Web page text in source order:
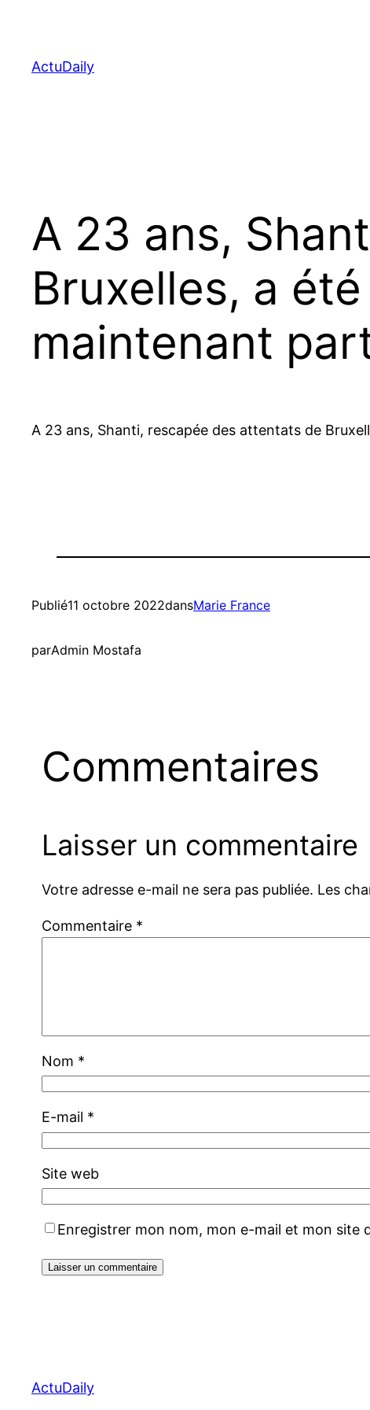
contenu
ActuDaily
A 23 ans,
Bruxelles, a
maintenant
A 23 ans, Shanti, rescapée des attentats de
Publié11 octobre 2022dansMarie France
parAdmin Mostafa
Commentaires
Laisser un commentaire
Votre adresse e-mail ne sera pas publiée. Les
Commentaire *
Nom *
E-mail *
Site web
Enregistrer mon nom, mon e-mail et mon site
ActuDaily